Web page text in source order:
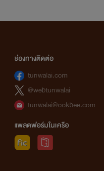
ช่องทางติดต่อ
tunwalai.com
@webtunwalai
tunwalai@ookbee.com
แพลตฟอร์มในเครือ